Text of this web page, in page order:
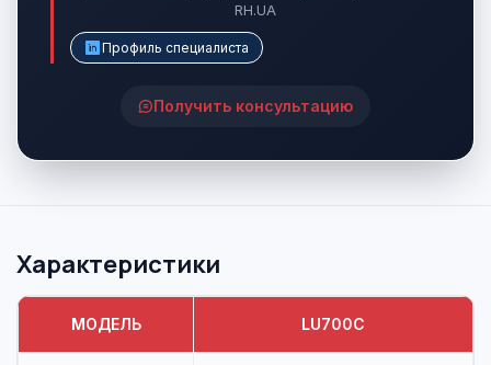
RH.UA
Профиль специалиста
Получить консультацию
Характеристики
МОДЕЛЬ LU700C